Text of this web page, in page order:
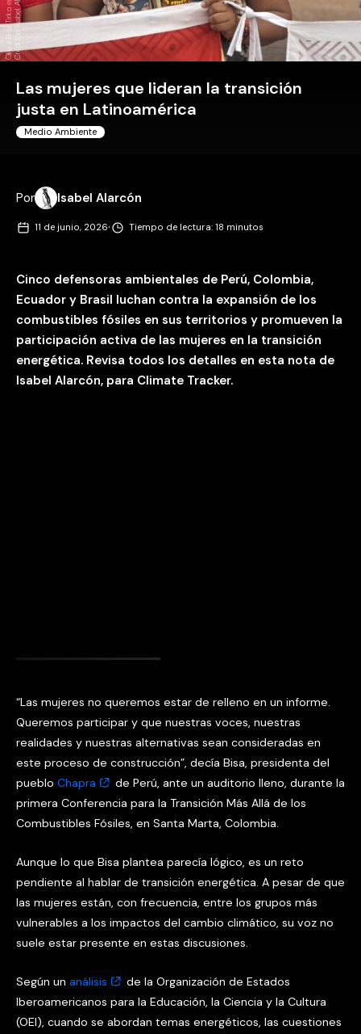
r
n
Las mujeres que lideran la transición
justa en Latinoamérica
Medio Ambiente
Por Isabel Alarcón
11 de junio, 2026· Tiempo de lectura: 18 minutos
Cinco defensoras ambientales de Perú, Colombia,
Ecuador y Brasil luchan contra la expansión de los
combustibles fósiles en sus territorios y promueven la
participación activa de las mujeres en la transición
energética. Revisa todos los detalles en esta nota de
Isabel Alarcón, para Climate Tracker.
“Las mujeres no queremos estar de relleno en un informe.
Queremos participar y que nuestras voces, nuestras
realidades y nuestras alternativas sean consideradas en
este proceso de construcción”, decía Bisa, presidenta del
pueblo Chapra
de Perú, ante un auditorio lleno, durante la
primera Conferencia para la Transición Más Allá de los
Combustibles Fósiles, en Santa Marta, Colombia.
Aunque lo que Bisa plantea parecía lógico, es un reto
pendiente al hablar de transición energética. A pesar de que
las mujeres están, con frecuencia, entre los grupos más
vulnerables a los impactos del cambio climático, su voz no
suele estar presente en estas discusiones.
Según un análisis
de la Organización de Estados
Iberoamericanos para la Educación, la Ciencia y la Cultura
(OEI), cuando se abordan temas energéticos, las cuestiones